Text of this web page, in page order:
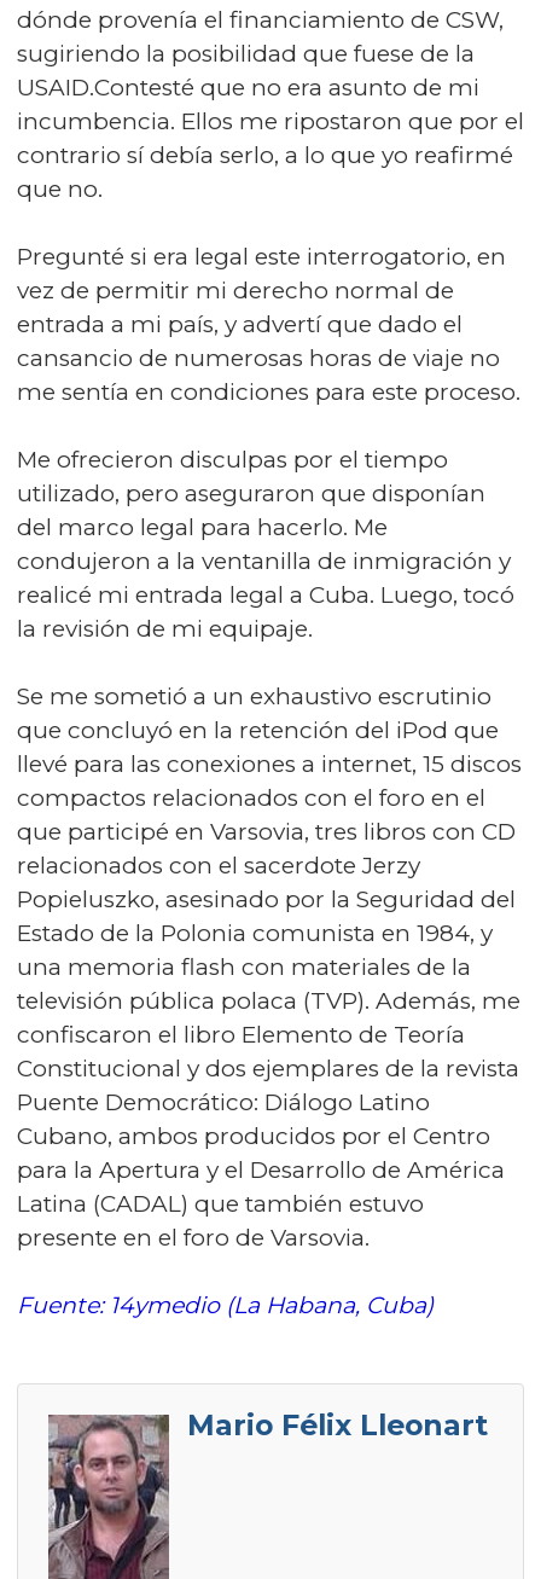
dónde provenía el financiamiento de CSW,
sugiriendo la posibilidad que fuese de la
USAID.Contesté que no era asunto de mi
incumbencia. Ellos me ripostaron que por el
contrario sí debía serlo, a lo que yo reafirmé
que no.
Pregunté si era legal este interrogatorio, en
vez de permitir mi derecho normal de
entrada a mi país, y advertí que dado el
cansancio de numerosas horas de viaje no
me sentía en condiciones para este proceso.
Me ofrecieron disculpas por el tiempo
utilizado, pero aseguraron que disponían
del marco legal para hacerlo. Me
condujeron a la ventanilla de inmigración y
realicé mi entrada legal a Cuba. Luego, tocó
la revisión de mi equipaje.
Se me sometió a un exhaustivo escrutinio
que concluyó en la retención del iPod que
llevé para las conexiones a internet, 15 discos
compactos relacionados con el foro en el
que participé en Varsovia, tres libros con CD
relacionados con el sacerdote Jerzy
Popieluszko, asesinado por la Seguridad del
Estado de la Polonia comunista en 1984, y
una memoria flash con materiales de la
televisión pública polaca (TVP). Además, me
confiscaron el libro Elemento de Teoría
Constitucional y dos ejemplares de la revista
Puente Democrático: Diálogo Latino
Cubano, ambos producidos por el Centro
para la Apertura y el Desarrollo de América
Latina (CADAL) que también estuvo
presente en el foro de Varsovia.
Fuente: 14ymedio (La Habana, Cuba)
Mario Félix Lleonart